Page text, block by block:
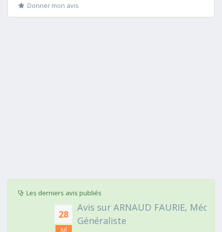
Donner mon avis
Les derniers avis publiés
Avis sur ARNAUD FAURIE, Médecin
Généraliste